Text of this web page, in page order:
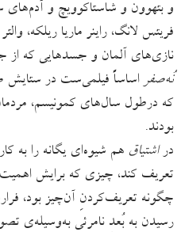
و بتهوون و شاستاکوویچ و
فریتس لانگ، راینر ماریا ریلکه،
نازی‌های آلمان و جسدهایی که از
نُه‌صفراساساً فیلمی‌ست در ستایش
که درطول سال‌های کمونیسم،
بودند.
دراشتیاق هم شیوه‌ای یگانه را
تعریف کند، چیزی که برایش
چگونه تعریف‌کردنِ آن‌چیز بود،
رسیدن به بُعدِ نامرئی به‌وسیله‌ی